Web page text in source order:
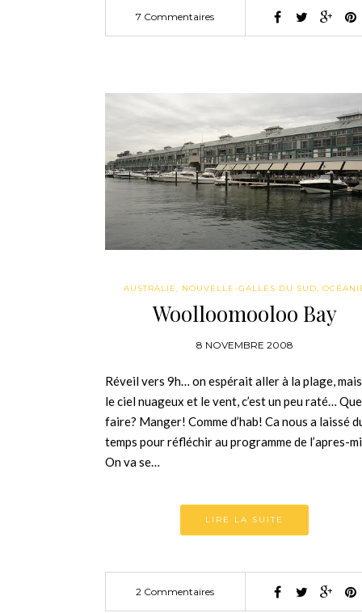
7 Commentaires
AUSTRALIE, NOUVELLE-GALLES DU SUD,
Woolloomooloo Bay
8 NOVEMBRE 2008
Réveil vers 9h… on espérait aller à la plage,
le ciel nuageux et le vent, c’est un peu raté… Que
faire? Manger! Comme d’hab! Ca nous a laissé
temps pour réfléchir au programme de l’apres-
On va se…
LIRE LA SUITE
2 Commentaires